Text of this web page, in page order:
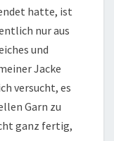
hatte, ist
nur aus
und
Jacke
versucht, es
Garn zu
ganz fertig,